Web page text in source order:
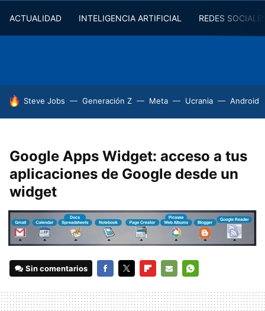
ACTUALIDAD INTELIGENCIA ARTIFICIAL REDES
HOY SE HABLA DE
Steve Jobs Generación Z Meta Ucrania Android
Google Apps Widget: acceso a tus
aplicaciones de Google desde un
widget
Sin comentarios
MAIL